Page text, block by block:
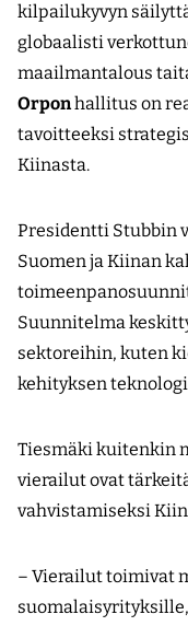
kilpailukyvyn
globaalisti
maailmantalous
Orponhallitus on
tavoitteeksi
Kiinasta.
Presidentti Stubbin
Suomen ja Kiinan
Suunnitelma
sektoreihin, kuten
kehityksen
Tiesmäki kuitenkin
vierailut ovat
vahvistamiseksi
– Vierailut toimivat